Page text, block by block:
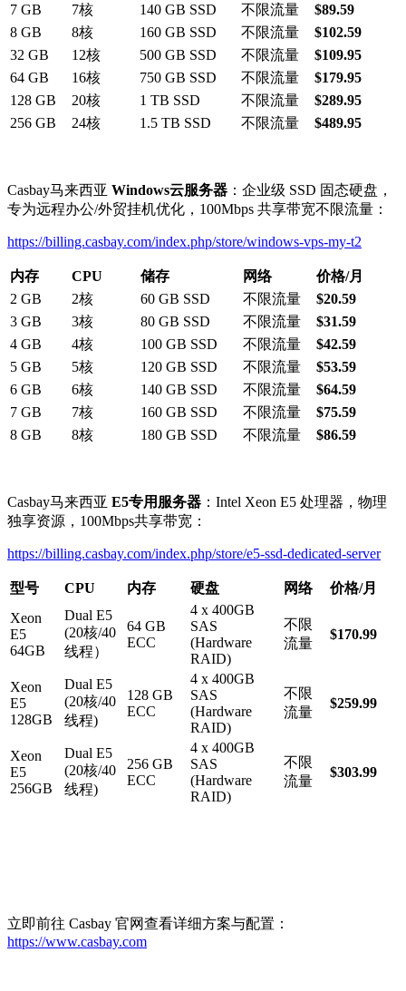
7 GB
7核 140 GB SSD 不限流量
$89.59
8 GB
8核 160 GB SSD 不限流量
$102.59
32 GB
12核 500 GB SSD 不限流量
$109.95
64 GB
16核 750 GB SSD 不限流量
$179.95
128 GB
20核 1 TB SSD 不限流量
$289.95
256 GB
24核 1.5 TB SSD 不限流量 $489.95
Casbay马来西亚 Windows云服务器 ：企业级 SSD 固态硬盘，
专为远程办公/外贸挂机优化，100Mbps 共享带宽不限流量：
https://billing.casbay.com/index.php/store/windows-vps-my-t2
内存 CPU 储存 网络 价格/月
2 GB
2核 60 GB SSD 不限流量
$20.59
3 GB
3核 80 GB SSD 不限流量
$31.59
4 GB
4核 100 GB SSD 不限流量
$42.59
5 GB
5核 120 GB SSD 不限流量
$53.59
6 GB
6核 140 GB SSD 不限流量
$64.59
7 GB
7核 160 GB SSD 不限流量
$75.59
8 GB
8核 180 GB SSD 不限流量 $86.59
Casbay马来西亚 E5专用服务器 ：Intel Xeon E5 处理器，物理
独享资源，100Mbps共享带宽：
https://billing.casbay.com/index.php/store/e5-ssd-dedicated-server
型号 CPU 内存 硬盘 网络
价格/月
Xeon
E5
64GB
Dual E5
(20核/40
线程）
64 GB
ECC
4 x 400GB
SAS
(Hardware
RAID)
不限
流量
$170.99
Xeon
E5
128GB
Dual E5
(20核/40
线程)
128 GB
ECC
4 x 400GB
SAS
(Hardware
RAID)
不限
流量
$259.99
Xeon
E5
256GB
Dual E5
(20核/40
线程)
256 GB
ECC
4 x 400GB
SAS
(Hardware
RAID)
不限
流量
$303.99
立即前往 Casbay 官网查看详细方案与配置：
https://www.casbay.com